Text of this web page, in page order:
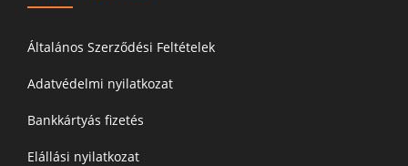
Általános Szerződési Feltételek
Adatvédelmi nyilatkozat
Bankkártyás fizetés
Elállási nyilatkozat